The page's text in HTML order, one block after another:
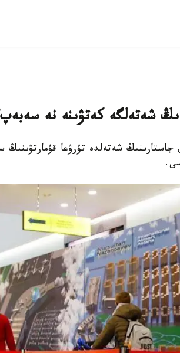
شەتەلگە كەتۋىنە نە
شەتەلدە تۇرۋعا قۇمارتۋىنىڭ